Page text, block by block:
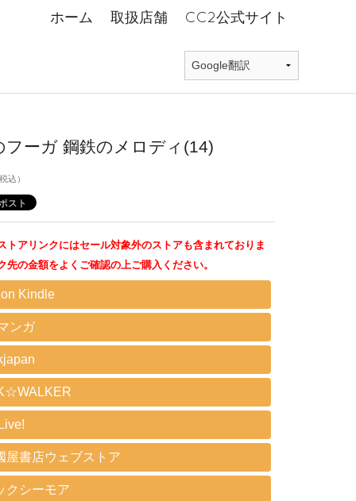
ホーム 取扱店舗 CC2公式サイト
フーガ 鋼鉄のメロディ(14)
込）
トアリンクにはセール対象外のストアも含まれておりま
先の金額をよくご確認の上ご購入ください。
Kindle
ンガ
屋書店ウェブストア
クシーモア